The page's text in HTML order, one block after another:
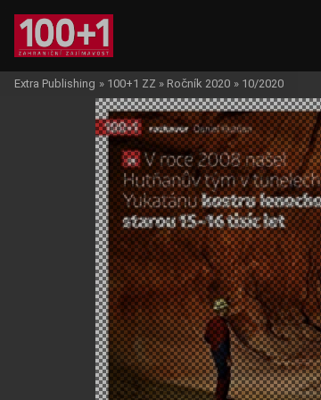
Extra Publishing » 100+1 ZZ » Ročník 2020 » 10/2020